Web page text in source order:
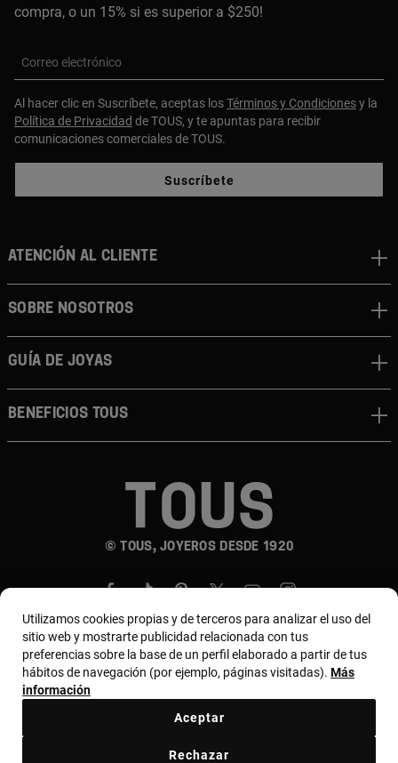
compra, o un 15% si es superior a $250!
Correo electrónico
Al hacer clic en Suscríbete, aceptas losTérminos y Condicionesy la
Política de Privacidad de TOUS, y te apuntas para recibir
comunicaciones comerciales de TOUS.
Suscríbete
© TOUS, JOYEROS DESDE 1920
ATENCIÓN AL CLIENTE
SOBRE NOSOTROS
GUÍA DE JOYAS
BENEFICIOS TOUS
País y moneda:Puerto Rico / US Dollar
Utilizamos cookies propias y de terceros para analizar el uso del
sitio web y mostrarte publicidad relacionada con tus
preferencias sobre la base de un perfil elaborado a partir de tus
hábitos de navegación (por ejemplo, páginas visitadas). Más
información
Rechazar
Aceptar